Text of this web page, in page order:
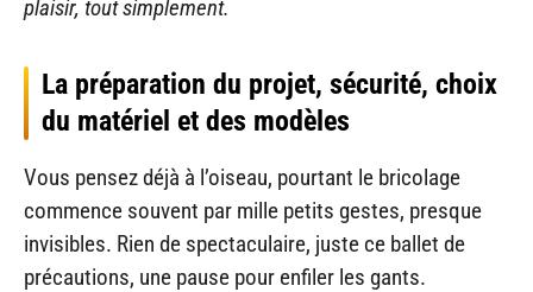
plaisir, tout simplement.
La préparation du projet, sécurité, choix
du matériel et des modèles
Vous pensez déjà à l’oiseau, pourtant le bricolage
commence souvent par mille petits gestes, presque
invisibles. Rien de spectaculaire, juste ce ballet de
précautions, une pause pour enfiler les gants.